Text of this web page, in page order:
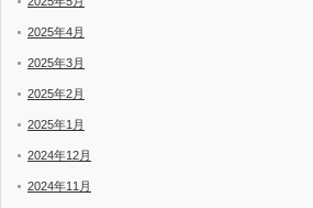
2025年4月
2025年3月
2025年2月
2025年1月
2024年12月
2024年11月